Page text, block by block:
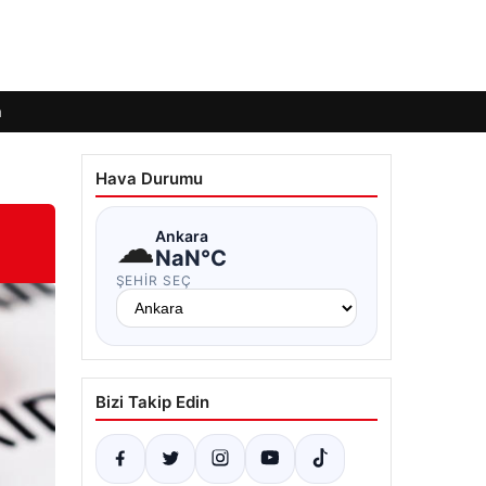
Hava Durumu
☁Ankara
NaN°C
ŞEHIR SEÇ
Bizi Takip Edin